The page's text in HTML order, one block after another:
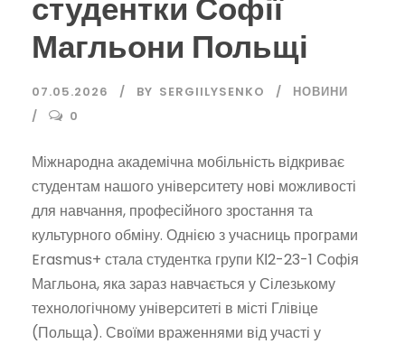
Магльони Польщі
07.05.2026 BY SERGIILYSENKO
НОВИНИ
0
Міжнародна академічна мобільність відкриває
студентам нашого університету нові можливості
для навчання, професійного зростання та
культурного обміну. Однією з учасниць програми
Erasmus+ стала студентка групи КІ2-23-1 Софія
Магльона, яка зараз навчається у Сілезькому
технологічному університеті в місті Глівіце
(Польща). Своїми враженнями від участі у